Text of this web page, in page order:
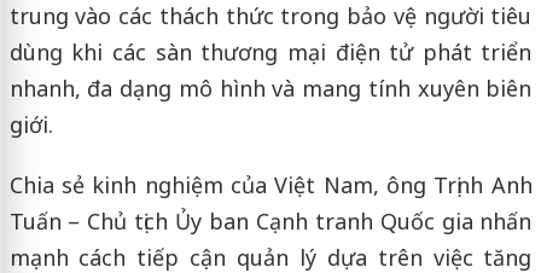
trung vào các thách thức trong bảo vệ người tiêu
dùng khi các sàn thương mại điện tử phát triển
nhanh, đa dạng mô hình và mang tính xuyên biên
giới.
Chia sẻ kinh nghiệm của Việt Nam, ông Trịnh Anh
Tuấn – Chủ tịch Ủy ban Cạnh tranh Quốc gia nhấn
mạnh cách tiếp cận quản lý dựa trên việc tăng